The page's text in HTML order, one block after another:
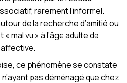
rarement l’informel.
de la recherche d’amitié ou
mal vu » à l’âge adulte de
affective.
ce phénomène se constate
pas déménagé que chez